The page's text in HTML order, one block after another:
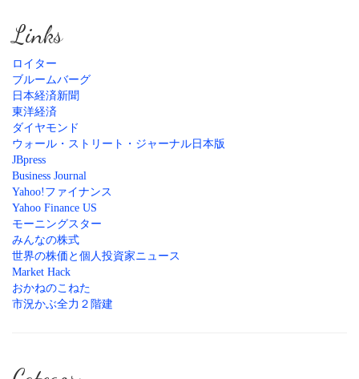
Links
ロイター
ブルームバーグ
日本経済新聞
東洋経済
ダイヤモンド
ウォール・ストリート・ジャーナル日本版
JBpress
Business Journal
Yahoo!ファイナンス
Yahoo Finance US
モーニングスター
みんなの株式
世界の株価と個人投資家ニュース
Market Hack
おかねのこねた
市況かぶ全力２階建